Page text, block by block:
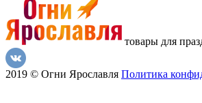
товары для
2019 © Огни Ярославля Политика